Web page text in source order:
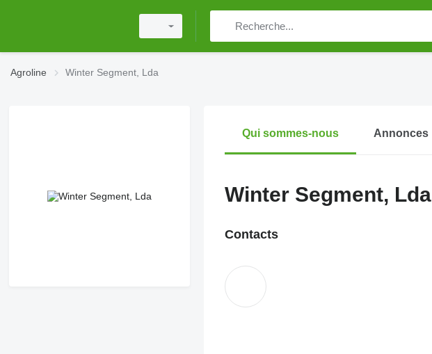
Agroline Winter Segment, Lda
Qui sommes-nous Annonces
Winter Segment, Lda
Contacts